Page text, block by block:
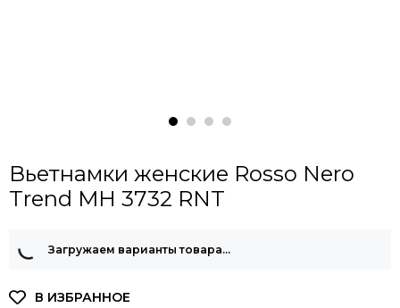
Вьетнамки женские Rosso Nero
Trend MH 3732 RNT
Загружаем варианты товара…